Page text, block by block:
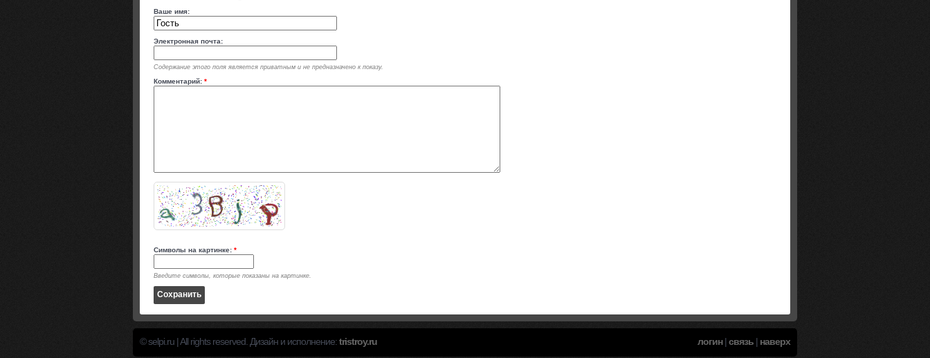
Ваше имя:
Электронная почта:
Содержание этого поля является приватным и не предназначено к показу.
Комментарий: *
Символы на картинке: *
Введите символы, которые показаны на картинке.
© selpi.ru | All rights reserved. Дизайн и исполнение:tristroy.ru логин|связь | наверх